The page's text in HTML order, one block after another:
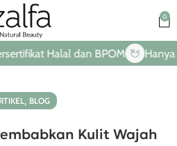
0
Halal dan BPOM Hanya Dari
, BLOG
Kulit Wajah